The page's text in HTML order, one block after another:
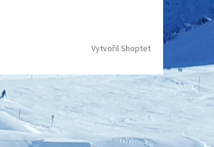
Vytvořil Shoptet